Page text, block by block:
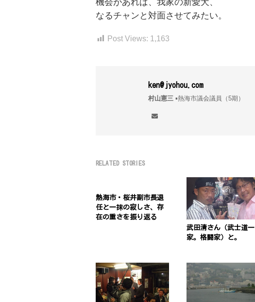
なるチャンと対面させてみたい。
Post Views: 1,163
ken@jyohou.com
村山憲三 ▪︎熱海市議会議員（5期）
RELATED STORIES
熱海市・桜井副市長退
任と一抹の寂しさ、存
在の重さを振り返る
武田清さん（武士道一
家。格闘家）と。